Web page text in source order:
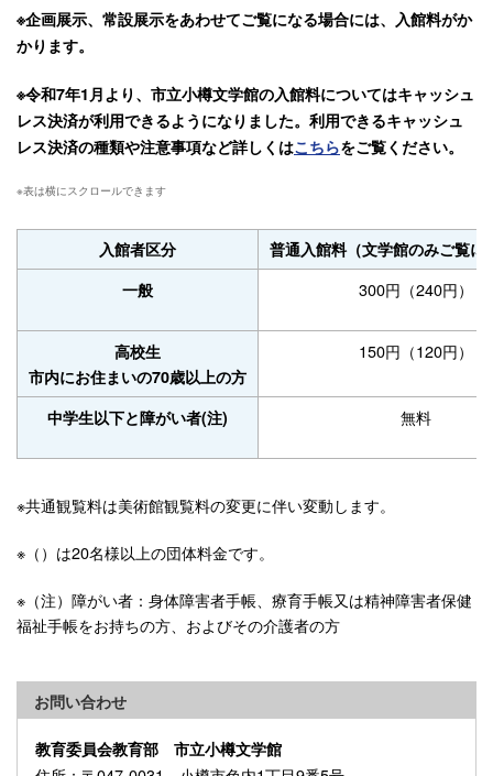
※企画展示、常設展示をあわせてご覧になる場合には、入館料がか
かります。
※令和7年1月より、市立小樽文学館の入館料についてはキャッシュ
レス決済が利用できるようになりました。利用できるキャッシュ
レス決済の種類や注意事項など詳しくはこちらをご覧ください。
入館者区分
普通入館料（文学館のみご覧に
一般
300円（240円）
高校生
市内にお住まいの70歳以上の方
150円（120円）
中学生以下と障がい者(注) 無料
※共通観覧料は美術館観覧料の変更に伴い変動します。
※（）は20名様以上の団体料金です。
※（注）障がい者：身体障害者手帳、療育手帳又は精神障害者保健
福祉手帳をお持ちの方、およびその介護者の方
お問い合わせ
教育委員会教育部 市立小樽文学館